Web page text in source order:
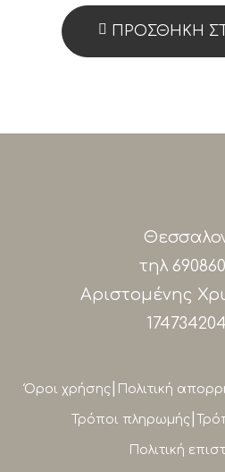
ΠΡΟΣΘΉΚΗ
τηλ
Αριστομένης
Όροι χρήσης Πολιτική
Τρόποι πληρωμής
Πολιτική